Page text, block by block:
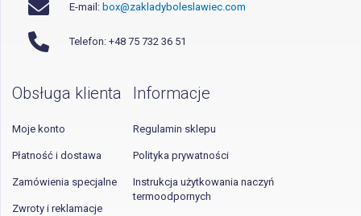
E-mail: box@zakladyboleslawiec.com
Telefon: +48 75 732 36 51
Obsługa klienta
Moje konto
Płatność i dostawa
Zamówienia specjalne
Zwroty i reklamacje
Informacje
Regulamin sklepu
Polityka prywatności
Instrukcja użytkowania naczyń
termoodpornych